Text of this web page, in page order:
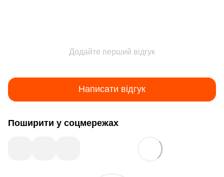
Додайте перший відгук
Написати відгук
Поширити у соцмережах